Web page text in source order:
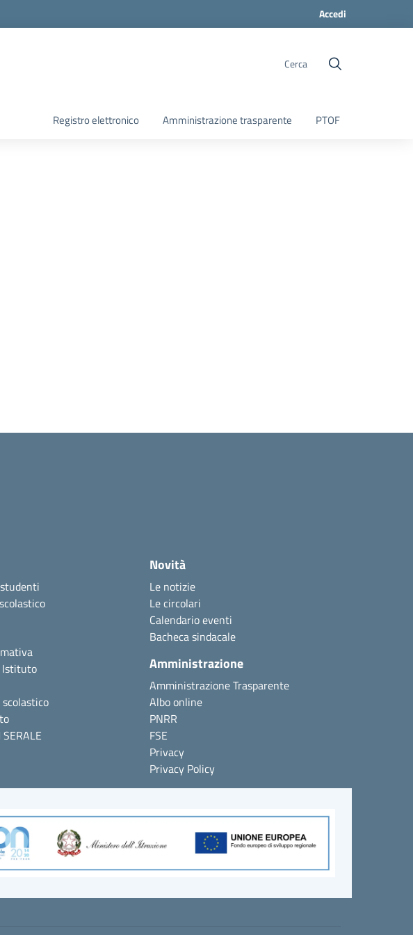
Accedi
Cerca
Registro elettronico Amministrazione trasparente PTOF
Istituto
Novità
Le notizie
Le circolari
Calendario eventi
Bacheca sindacale
Amministrazione
Amministrazione Trasparente
Albo online
PNRR
FSE
Privacy
Privacy Policy